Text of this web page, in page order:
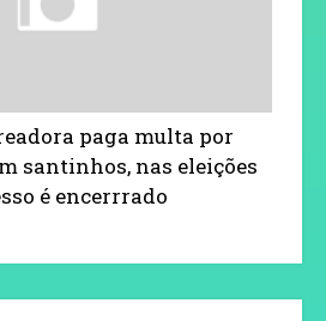
paga multa por
santinhos, nas eleições
é encerrrado